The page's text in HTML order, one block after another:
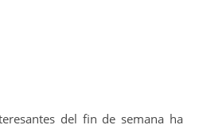
del fin de semana ha